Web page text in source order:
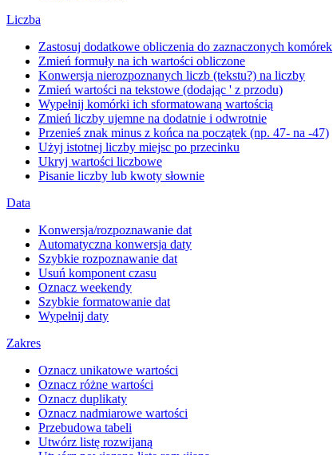
Liczba
Zastosuj dodatkowe obliczenia do zaznaczonych komórek
Zmień formuły na ich wartości obliczone
Konwersja nierozpoznanych liczb (tekstu?) na liczby
Zmień wartości na tekstowe (dodając ' z przodu)
Wypełnij komórki ich sformatowaną wartością
Zmień liczby ujemne na dodatnie i odwrotnie
Przenieś znak minus z końca na początek (np. 47- na -47)
Użyj istotnej liczby miejsc po przecinku
Ukryj wartości liczbowe
Pisanie liczby lub kwoty słownie
Data
Konwersja/rozpoznawanie dat
Automatyczna konwersja daty
Szybkie rozpoznawanie dat
Usuń komponent czasu
Oznacz weekendy
Szybkie formatowanie dat
Wypełnij daty
Zakres
Oznacz unikatowe wartości
Oznacz różne wartości
Oznacz duplikaty
Oznacz nadmiarowe wartości
Przebudowa tabeli
Utwórz listę rozwijaną